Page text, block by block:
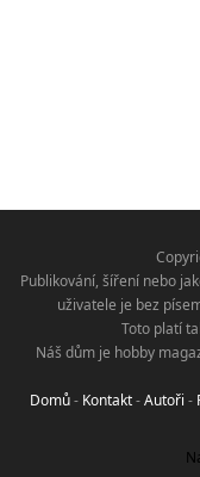
Publikování, šíření nebo
uživatele je bez
Toto platí
Náš dům je hobby
Domů- Kontakt-Autoři -